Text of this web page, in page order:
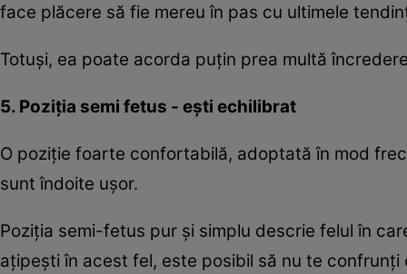
face plăcere să fie mereu în pas cu ultimele
Totuşi, ea poate acorda puţin prea multă
5. Poziţia semi fetus - eşti echilibrat
O poziţie foarte confortabilă, adoptată în mod
sunt îndoite uşor.
Poziţia semi-fetus pur şi simplu descrie felul în
aţipeşti în acest fel, este posibil să nu te